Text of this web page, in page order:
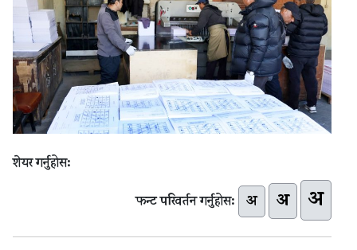
शेयर गर्नुहोस:
फन्ट परिवर्तन गर्नुहोस: अ अ अ